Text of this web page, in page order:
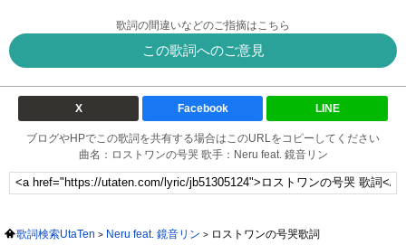
歌詞の間違いなどのご指摘はこちら
この歌詞へのご意見
X Facebook LINE
ブログやHPでこの歌詞を共有する場合はこのURLをコピーしてください
曲名：ロストワンの号哭 歌手：Neru feat. 鏡音リン
歌詞検索UtaTen Neru feat. 鏡音リン ロストワンの号哭歌詞